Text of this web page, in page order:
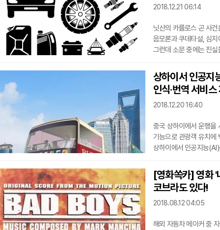
정리했다. 로드맵에 따르
2018.12.21 06:14
닛산의 카를로스 곤 사
음모론과 쿠데타설, 심
그런데 소문 중에는 진
사실은 개별적인 사건
국가산업으로 '닛산 vs
넘어 '전 세계 자동차 전
미국과 일본, 그리고
상하이서 인공지
인식·번역 서비스
2018.12.20 16:40
중국 상하이에서 운행을
기능으로 관광객 유치에
상하이에서 인공지능
시티투어버스는 관광객 맞춤형 콘텐
인공지능이 관광객의 얼
하나는 차량의 무선 번
다양한 콘텐츠를 더욱 편
[영화쏙카] 영화 '
코브라도 있다!
2018.08.12 04:05
해외 자동차 메이커 중